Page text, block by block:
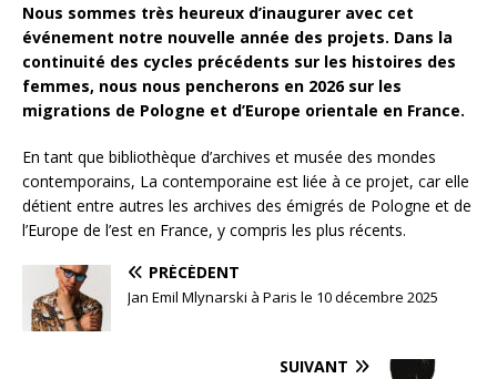
Nous sommes très heureux d’inaugurer avec cet
événement notre nouvelle année des projets. Dans la
continuité des cycles précédents sur les histoires des
femmes, nous nous pencherons en 2026 sur les
migrations de Pologne et d’Europe orientale en France.
En tant que bibliothèque d’archives et musée des mondes
contemporains, La contemporaine est liée à ce projet, car elle
détient entre autres les archives des émigrés de Pologne et de
l’Europe de l’est en France, y compris les plus récents.
PRÉCÉDENT
Jan Emil Mlynarski à Paris le 10 décembre 2025
SUIVANT